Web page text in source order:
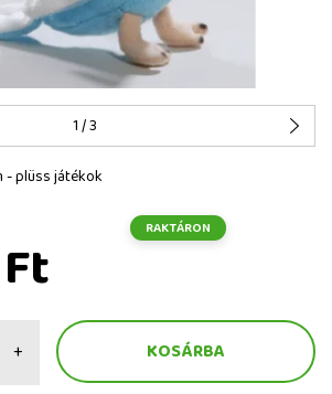
1/ 3
- plüss játékok
RAKTÁRON
+